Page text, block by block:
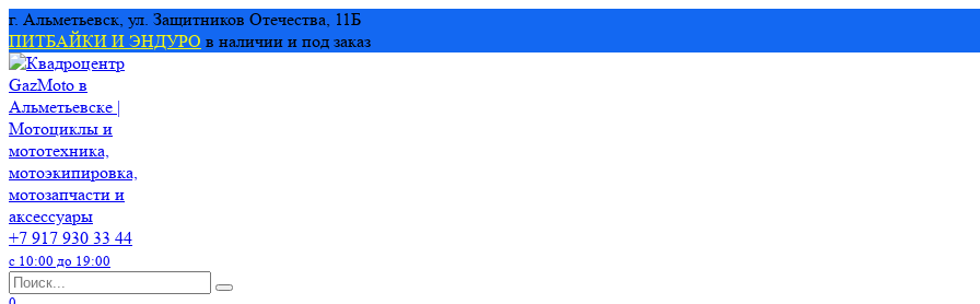
Перейти
к
содержанию
г. Альметьевск, ул. Защитников Отечества, 11Б
ПИТБАЙКИ И ЭНДУРО в наличии и под заказ
+7 917 930 33 44
с 10:00 до 19:00
Search